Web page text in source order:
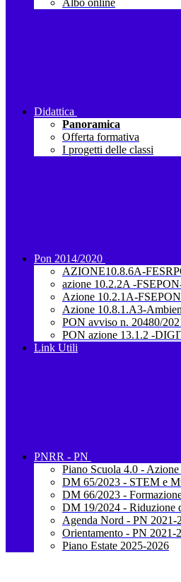
Albo online
Didattica
Panoramica
Offerta formativa
I progetti delle classi
Pon 2014/2020
AZIONE10.8.6A-
azione 10.2.2A -
Azione 10.2.1A-
Azione 10.8.1.A3-
PON avviso n. 20480/
PON azione 13.1.2 -
Link Utili
PNRR - PN
Piano Scuola 4.0 -
DM 65/2023 - STEM e
DM 66/2023 -
DM 19/2024 - Riduzione
Agenda Nord - PN 2021-
Orientamento - PN 2021-
Piano Estate 2025-2026